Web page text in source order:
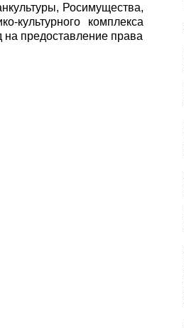
Росимущества,
культурного комплекса
предоставление права